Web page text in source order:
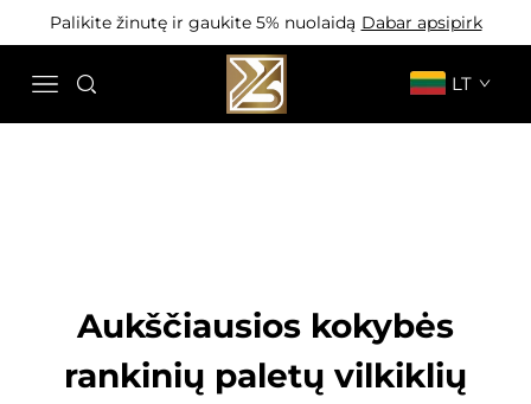
Palikite žinutę ir gaukite 5% nuolaidą Dabar apsipirk
LT
Aukščiausios kokybės
rankinių paletų vilkiklių